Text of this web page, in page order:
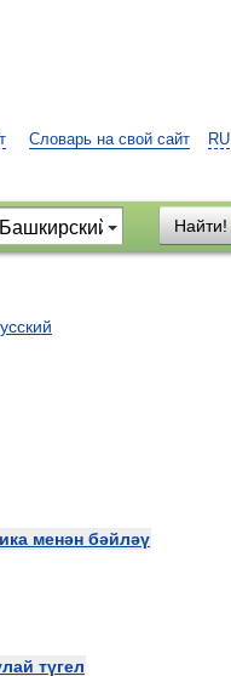
RU
Словарь на свой сайт
Найти!
менән бәйләү
түгел